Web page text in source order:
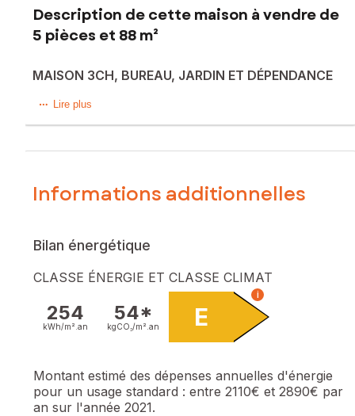
Description de cette maison à vendre de
5 pièces et 88 m²
MAISON 3CH, BUREAU, JARDIN ET DÉPENDANCE
Samuel SOYER, vous propose dans une rue calme proche
équipée, une salle de bain, un wc, un séjour, une chambre
une parcelle clôturée de 343m2.
www.georisques.gouv.fr
Prix de vente : 86 000 €
Honoraires charge vendeur
Contactez votre conseiller SAFTI : Samuel SOYER, Tél. : 06
29 69 26 39, E-mail : samuel.soyer@safti.fr - EI - Agent
numéro 878 184 225
Lire plus
Informations additionnelles
Bilan énergétique
CLASSE ÉNERGIE ET CLASSE CLIMAT
254
kWh/m². an
54*
kgCO₂/m². an E
i
Montant estimé des dépenses annuelles d'énergie
pour un usage standard : entre 2110€ et 2890€ par
an sur l'année 2021.